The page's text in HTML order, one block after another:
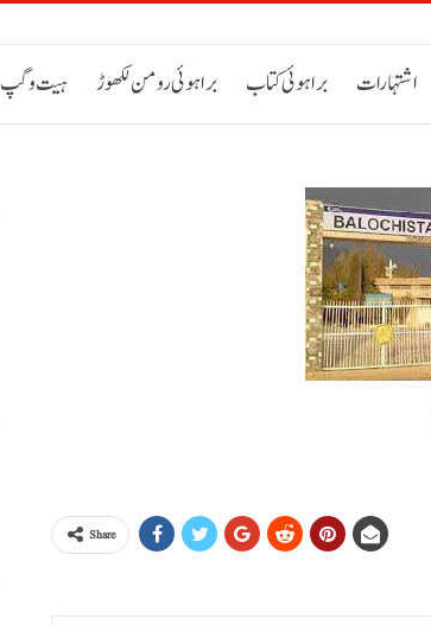
ہیت و گپ براہوئی رومن لکھوڑ براہوئی کتاب اشتہارات
Share